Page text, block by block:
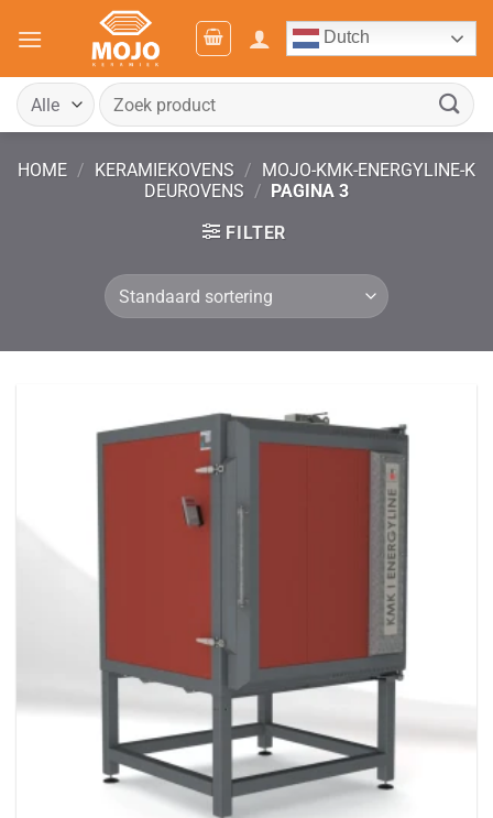
naar
Dutch
Zoeken
naar:
HOME / KERAMIEKOVENS / MOJO-KMK-ENERGYLINE-K
DEUROVENS / PAGINA 3
FILTER